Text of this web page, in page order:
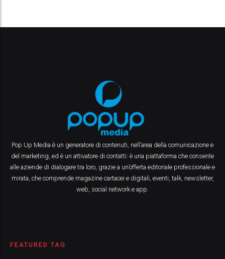
Pop Up Media è un generatore di contenuti, nell’area della comunicazione e
del marketing, ed è un attivatore di contatti: è una piattaforma che consente
alle aziende di dialogare tra loro, grazie a un’offerta editoriale professionale e
mirata, che comprende magazine cartacei e digitali, eventi, talk, newsletter,
web, social network e app.
FEATURED TAG